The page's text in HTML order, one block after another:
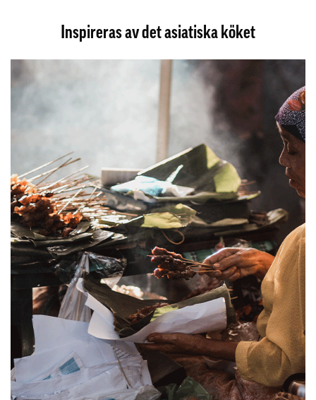
Inspireras av det asiatiska köket